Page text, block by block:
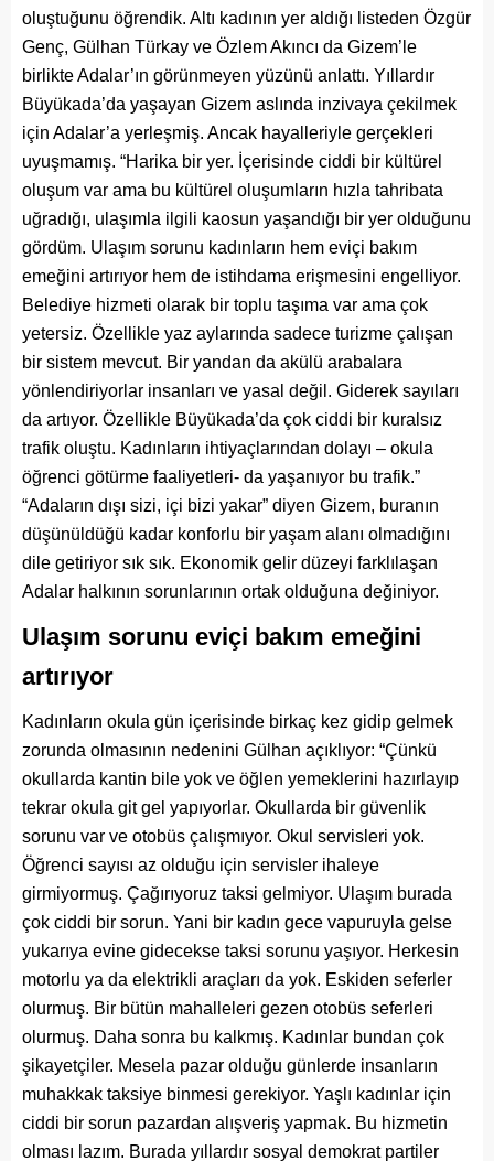
oluştuğunu öğrendik. Altı kadının yer aldığı listeden Özgür
Genç, Gülhan Türkay ve Özlem Akıncı da Gizem’le
birlikte Adalar’ın görünmeyen yüzünü anlattı. Yıllardır
Büyükada’da yaşayan Gizem aslında inzivaya çekilmek
için Adalar’a yerleşmiş. Ancak hayalleriyle gerçekleri
uyuşmamış. “Harika bir yer. İçerisinde ciddi bir kültürel
oluşum var ama bu kültürel oluşumların hızla tahribata
uğradığı, ulaşımla ilgili kaosun yaşandığı bir yer olduğunu
gördüm. Ulaşım sorunu kadınların hem eviçi bakım
emeğini artırıyor hem de istihdama erişmesini engelliyor.
Belediye hizmeti olarak bir toplu taşıma var ama çok
yetersiz. Özellikle yaz aylarında sadece turizme çalışan
bir sistem mevcut. Bir yandan da akülü arabalara
yönlendiriyorlar insanları ve yasal değil. Giderek sayıları
da artıyor. Özellikle Büyükada’da çok ciddi bir kuralsız
trafik oluştu. Kadınların ihtiyaçlarından dolayı – okula
öğrenci götürme faaliyetleri- da yaşanıyor bu trafik.”
“Adaların dışı sizi, içi bizi yakar” diyen Gizem, buranın
düşünüldüğü kadar konforlu bir yaşam alanı olmadığını
dile getiriyor sık sık. Ekonomik gelir düzeyi farklılaşan
Adalar halkının sorunlarının ortak olduğuna değiniyor.
Ulaşım sorunu eviçi bakım emeğini
artırıyor
Kadınların okula gün içerisinde birkaç kez gidip gelmek
zorunda olmasının nedenini Gülhan açıklıyor: “Çünkü
okullarda kantin bile yok ve öğlen yemeklerini hazırlayıp
tekrar okula git gel yapıyorlar. Okullarda bir güvenlik
sorunu var ve otobüs çalışmıyor. Okul servisleri yok.
Öğrenci sayısı az olduğu için servisler ihaleye
girmiyormuş. Çağırıyoruz taksi gelmiyor. Ulaşım burada
çok ciddi bir sorun. Yani bir kadın gece vapuruyla gelse
yukarıya evine gidecekse taksi sorunu yaşıyor. Herkesin
motorlu ya da elektrikli araçları da yok. Eskiden seferler
olurmuş. Bir bütün mahalleleri gezen otobüs seferleri
olurmuş. Daha sonra bu kalkmış. Kadınlar bundan çok
şikayetçiler. Mesela pazar olduğu günlerde insanların
muhakkak taksiye binmesi gerekiyor. Yaşlı kadınlar için
ciddi bir sorun pazardan alışveriş yapmak. Bu hizmetin
olması lazım. Burada yıllardır sosyal demokrat partiler